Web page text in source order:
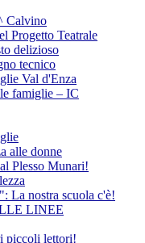
Calvino
Progetto Teatrale
delizioso
tecnico
Val d'Enza
famiglie – IC
alle donne
Plesso Munari!
La nostra scuola c'è!
LINEE
piccoli lettori!